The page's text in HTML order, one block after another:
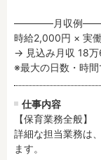
――――月収例
時給2,000円 × 実
→ 見込み月収 18
※最大の日数・時
仕事内容
【保育業務全般】
詳細な担当業務は
ます。
オープニング
小規模保育園
株式会社
月収見込み